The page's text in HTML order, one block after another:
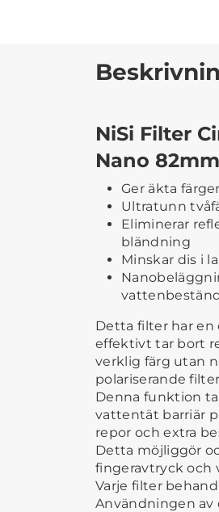
NiSi Filter
Nano 82mm
Ger äkta
Ultratunn
Eliminerar
bländning
Minskar dis i
Detta filter har en
effektivt tar bort
verklig färg utan
polariserande
Denna funktion
vattentät barriär
repor och extra
Detta möjliggör
fingeravtryck och
Varje filter
Användningen